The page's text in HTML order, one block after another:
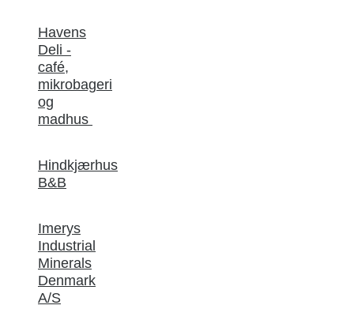
Havens
Deli -
café,
mikrobageri
og
madhus
Hindkjærhus
B&B
Imerys
Industrial
Minerals
Denmark
A/S